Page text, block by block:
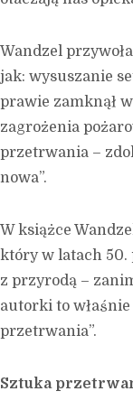
Wandzel
jak: wysuszanie
prawie zamknął
zagrożenia
przetrwania –
nowa”.
W książce
który w latach 50.
z przyrodą –
autorki to
przetrwania”.
Sztuka